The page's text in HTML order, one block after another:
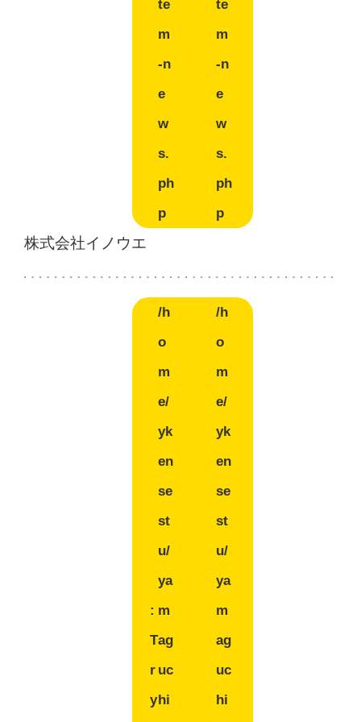
te
m
-n
e
w
s.
ph
p
te
m
-n
e
w
s.
ph
p
株式会社イノウエ
:
T
r
y
/h
o
m
e/
yk
en
se
st
u/
ya
m
ag
uc
hi
/h
o
m
e/
yk
en
se
st
u/
ya
m
ag
uc
hi